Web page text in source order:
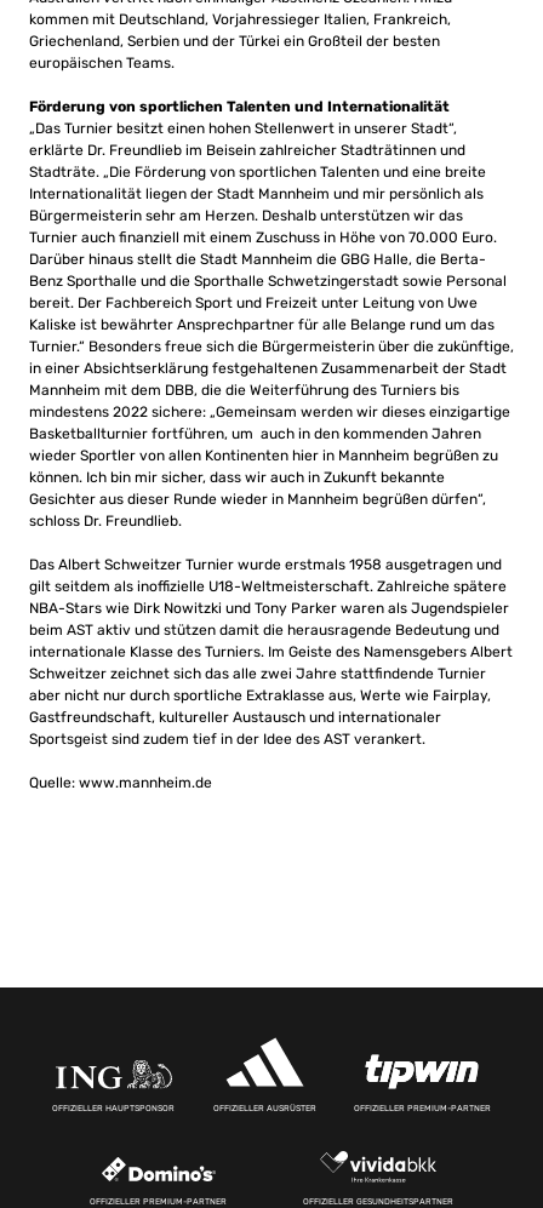
kommen mit Deutschland, Vorjahressieger Italien, Frankreich,
Griechenland, Serbien und der Türkei ein Großteil der besten
europäischen Teams.
Förderung von sportlichen Talenten und Internationalität
„Das Turnier besitzt einen hohen Stellenwert in unserer Stadt“,
erklärte Dr. Freundlieb im Beisein zahlreicher Stadträtinnen und
Stadträte. „Die Förderung von sportlichen Talenten und eine breite
Internationalität liegen der Stadt Mannheim und mir persönlich als
Bürgermeisterin sehr am Herzen. Deshalb unterstützen wir das
Turnier auch finanziell mit einem Zuschuss in Höhe von 70.000 Euro.
Darüber hinaus stellt die Stadt Mannheim die GBG Halle, die Berta-
Benz Sporthalle und die Sporthalle Schwetzingerstadt sowie Personal
bereit. Der Fachbereich Sport und Freizeit unter Leitung von Uwe
Kaliske ist bewährter Ansprechpartner für alle Belange rund um das
Turnier.“ Besonders freue sich die Bürgermeisterin über die zukünftige,
in einer Absichtserklärung festgehaltenen Zusammenarbeit der Stadt
Mannheim mit dem DBB, die die Weiterführung des Turniers bis
mindestens 2022 sichere: „Gemeinsam werden wir dieses einzigartige
Basketballturnier fortführen, um auch in den kommenden Jahren
wieder Sportler von allen Kontinenten hier in Mannheim begrüßen zu
können. Ich bin mir sicher, dass wir auch in Zukunft bekannte
Gesichter aus dieser Runde wieder in Mannheim begrüßen dürfen“,
schloss Dr. Freundlieb.
Das Albert Schweitzer Turnier wurde erstmals 1958 ausgetragen und
gilt seitdem als inoffizielle U18-Weltmeisterschaft. Zahlreiche spätere
NBA-Stars wie Dirk Nowitzki und Tony Parker waren als Jugendspieler
beim AST aktiv und stützen damit die herausragende Bedeutung und
internationale Klasse des Turniers. Im Geiste des Namensgebers Albert
Schweitzer zeichnet sich das alle zwei Jahre stattfindende Turnier
aber nicht nur durch sportliche Extraklasse aus, Werte wie Fairplay,
Gastfreundschaft, kultureller Austausch und internationaler
Sportsgeist sind zudem tief in der Idee des AST verankert.
Quelle: www.mannheim.de
OFFIZIELLER HAUPTSPONSOR OFFIZIELLER AUSRÜSTER OFFIZIELLER PREMIUM-PARTNER
OFFIZIELLER PREMIUM-PARTNER OFFIZIELLER GESUNDHEITSPARTNER